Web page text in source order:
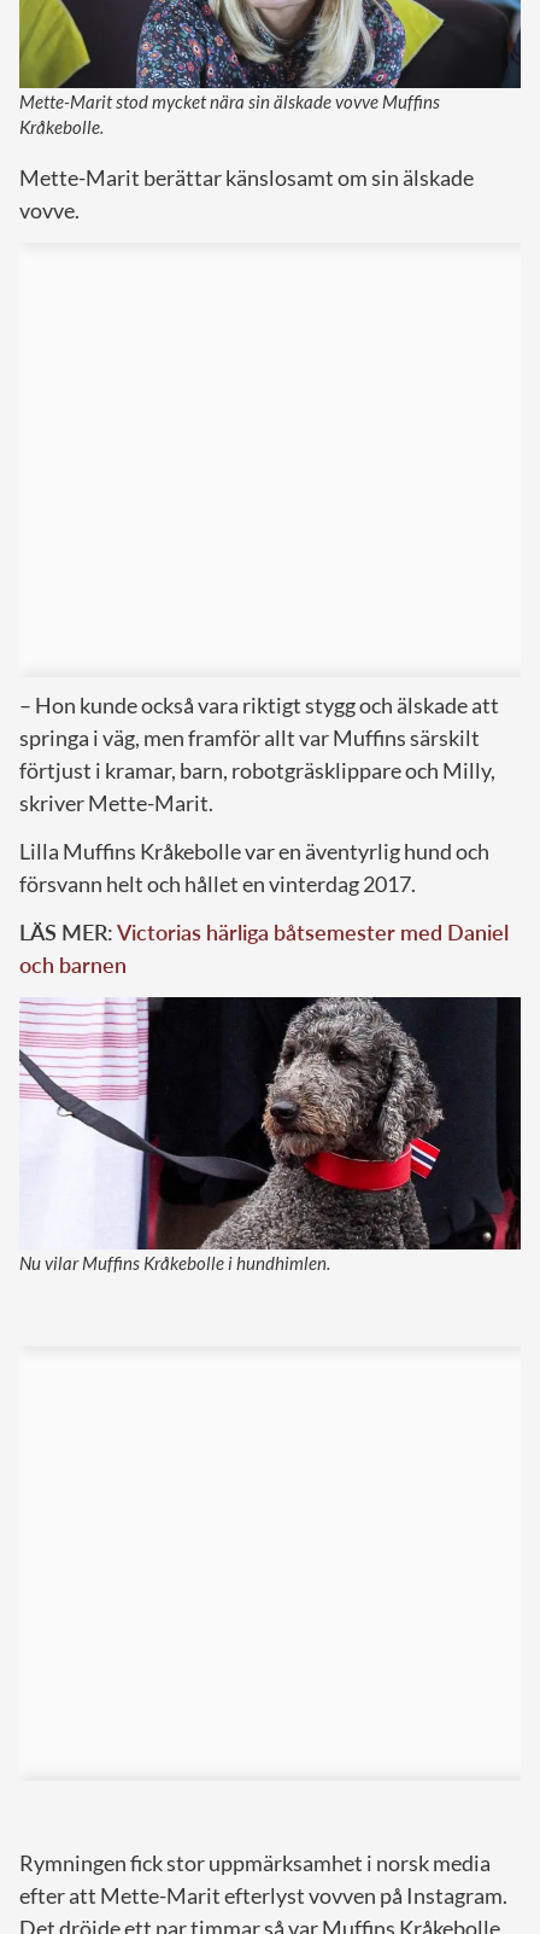
Mette-Marit stod mycket nära sin älskade vovve Muffins
Kråkebolle.
Mette-Marit berättar känslosamt om sin älskade
vovve.
– Hon kunde också vara riktigt stygg och älskade att
springa i väg, men framför allt var Muffins särskilt
förtjust i kramar, barn, robotgräsklippare och Milly,
skriver Mette-Marit.
Lilla Muffins Kråkebolle var en äventyrlig hund och
försvann helt och hållet en vinterdag 2017.
LÄS MER:Victorias härliga båtsemester med Daniel
och barnen
Nu vilar Muffins Kråkebolle i hundhimlen.
Rymningen fick stor uppmärksamhet i norsk media
efter att Mette-Marit efterlyst vovven på Instagram.
Det dröjde ett par timmar så var Muffins Kråkebolle